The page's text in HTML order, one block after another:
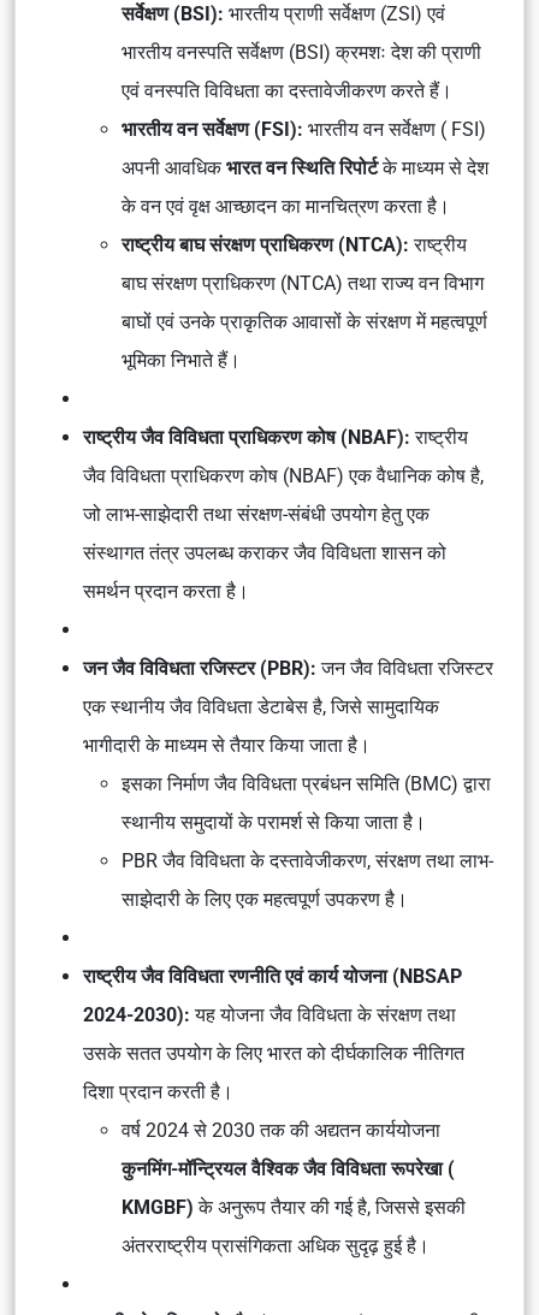
सर्वेक्षण (BSI): भारतीय प्राणी सर्वेक्षण (ZSI) एवं
भारतीय वनस्पति सर्वेक्षण (BSI) क्रमशः देश की प्राणी
एवं वनस्पति विविधता का दस्तावेजीकरण करते हैं।
भारतीय वन सर्वेक्षण (FSI): भारतीय वन सर्वेक्षण ( FSI)
अपनी आवधिकभारत वन स्थिति रिपोर्टके माध्यम से देश
के वन एवं वृक्ष आच्छादन का मानचित्रण करता है।
राष्ट्रीय बाघ संरक्षण प्राधिकरण (NTCA):राष्ट्रीय
बाघ संरक्षण प्राधिकरण (NTCA) तथा राज्य वन विभाग
बाघों एवं उनके प्राकृतिक आवासों के संरक्षण में महत्वपूर्ण
भूमिका निभाते हैं।
राष्ट्रीय जैव विविधता प्राधिकरण कोष (NBAF):राष्ट्रीय
जैव विविधता प्राधिकरण कोष (NBAF) एक वैधानिक कोष है,
जो लाभ-साझेदारी तथा संरक्षण-संबंधी उपयोग हेतु एक
संस्थागत तंत्र उपलब्ध कराकर जैव विविधता शासन को
समर्थन प्रदान करता है।
जन जैव विविधता रजिस्टर (PBR):जन जैव विविधता रजिस्टर
एक स्थानीय जैव विविधता डेटाबेस है, जिसे सामुदायिक
भागीदारी के माध्यम से तैयार किया जाता है।
इसका निर्माण जैव विविधता प्रबंधन समिति (BMC) द्वारा
स्थानीय समुदायों के परामर्श से किया जाता है।
PBR जैव विविधता के दस्तावेजीकरण, संरक्षण तथा लाभ-
साझेदारी के लिए एक महत्वपूर्ण उपकरण है।
राष्ट्रीय जैव विविधता रणनीति एवं कार्य योजना (NBSAP
2024-2030):यह योजना जैव विविधता के संरक्षण तथा
उसके सतत उपयोग के लिए भारत को दीर्घकालिक नीतिगत
दिशा प्रदान करती है।
वर्ष 2024 से 2030 तक की अद्यतन कार्ययोजना
कुनमिंग-मॉन्ट्रियल वैश्विक जैव विविधता रूपरेखा (
KMGBF) के अनुरूप तैयार की गई है, जिससे इसकी
अंतरराष्ट्रीय प्रासंगिकता अधिक सुदृढ़ हुई है।